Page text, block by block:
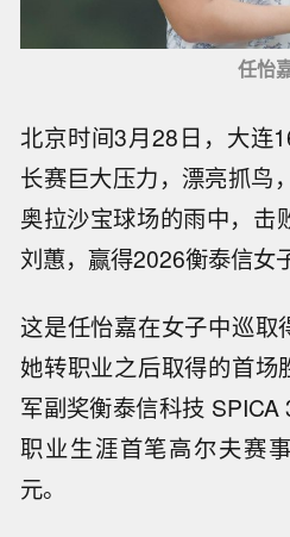
任怡
北京时间3月28日，大连
长赛巨大压力，漂亮抓鸟
奥拉沙宝球场的雨中，击
刘蕙，赢得2026衡泰信女
这是任怡嘉在女子中巡取
她转职业之后取得的首场
军副奖衡泰信科技
职业生涯首笔高尔夫赛
元。